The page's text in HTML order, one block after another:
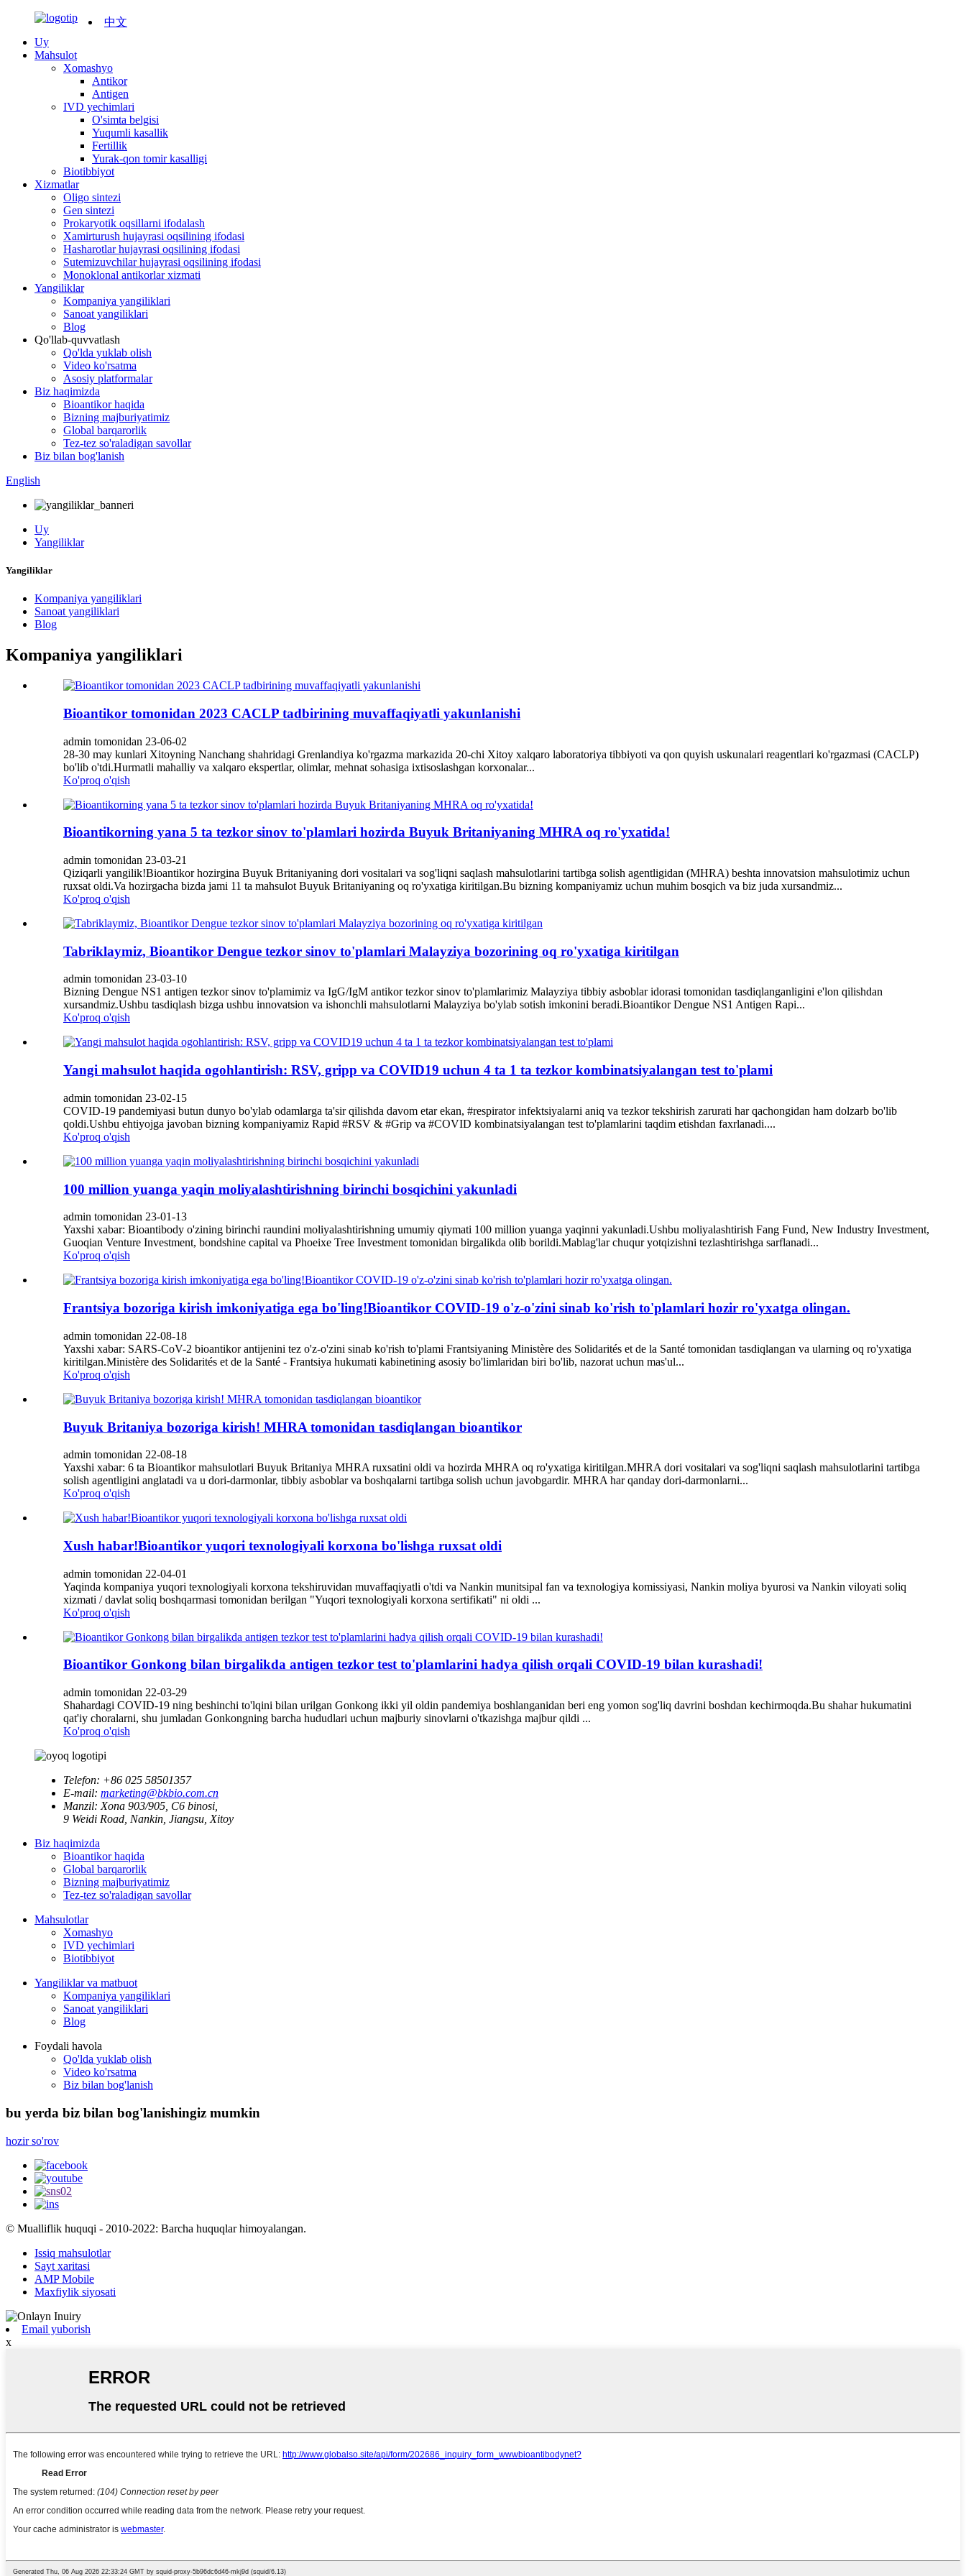
Uy
Mahsulot
Xomashyo
Antikor
Antigen
IVD yechimlari
O'simta belgisi
Yuqumli kasallik
Fertillik
Yurak-qon tomir kasalligi
Biotibbiyot
Xizmatlar
Oligo sintezi
Gen sintezi
Prokaryotik oqsillarni ifodalash
Xamirturush hujayrasi oqsilining ifodasi
Hasharotlar hujayrasi oqsilining ifodasi
Sutemizuvchilar hujayrasi oqsilining ifodasi
Monoklonal antikorlar xizmati
Yangiliklar
Kompaniya yangiliklari
Sanoat yangiliklari
Blog
Qo'llab-quvvatlash
Qo'lda yuklab olish
Video ko'rsatma
Asosiy platformalar
Biz haqimizda
Bioantikor haqida
Bizning majburiyatimiz
Global barqarorlik
Tez-tez so'raladigan savollar
Biz bilan bog'lanish
English
中文
Uy
Yangiliklar
Yangiliklar
Kompaniya yangiliklari
Sanoat yangiliklari
Blog
Kompaniya yangiliklari
Bioantikor tomonidan 2023 CACLP tadbirining muvaffaqiyatli yakunlanishi
admin tomonidan 23-06-02
28-30 may kunlari Xitoyning Nanchang shahridagi Grenlandiya ko'rgazma markazida 20-chi Xitoy xalqaro laboratoriya tibbiyoti va qon quyish uskunalari reagentlari ko'rgazmasi (CACLP)
bo'lib o'tdi.Hurmatli mahalliy va xalqaro ekspertlar, olimlar, mehnat sohasiga ixtisoslashgan korxonalar...
Ko'proq o'qish
Bioantikorning yana 5 ta tezkor sinov to'plamlari hozirda Buyuk Britaniyaning MHRA oq ro'yxatida!
admin tomonidan 23-03-21
Qiziqarli yangilik!Bioantikor hozirgina Buyuk Britaniyaning dori vositalari va sog'liqni saqlash mahsulotlarini tartibga solish agentligidan (MHRA) beshta innovatsion mahsulotimiz uchun
ruxsat oldi.Va hozirgacha bizda jami 11 ta mahsulot Buyuk Britaniyaning oq ro'yxatiga kiritilgan.Bu bizning kompaniyamiz uchun muhim bosqich va biz juda xursandmiz...
Ko'proq o'qish
Tabriklaymiz, Bioantikor Dengue tezkor sinov to'plamlari Malayziya bozorining oq ro'yxatiga kiritilgan
admin tomonidan 23-03-10
Bizning Dengue NS1 antigen tezkor sinov to'plamimiz va IgG/IgM antikor tezkor sinov to'plamlarimiz Malayziya tibbiy asboblar idorasi tomonidan tasdiqlanganligini e'lon qilishdan
xursandmiz.Ushbu tasdiqlash bizga ushbu innovatsion va ishonchli mahsulotlarni Malayziya bo'ylab sotish imkonini beradi.Bioantikor Dengue NS1 Antigen Rapi...
Ko'proq o'qish
Yangi mahsulot haqida ogohlantirish: RSV, gripp va COVID19 uchun 4 ta 1 ta tezkor kombinatsiyalangan test to'plami
admin tomonidan 23-02-15
COVID-19 pandemiyasi butun dunyo bo'ylab odamlarga ta'sir qilishda davom etar ekan, #respirator infektsiyalarni aniq va tezkor tekshirish zarurati har qachongidan ham dolzarb bo'lib
qoldi.Ushbu ehtiyojga javoban bizning kompaniyamiz Rapid #RSV & #Grip va #COVID kombinatsiyalangan test to'plamlarini taqdim etishdan faxrlanadi....
Ko'proq o'qish
100 million yuanga yaqin moliyalashtirishning birinchi bosqichini yakunladi
admin tomonidan 23-01-13
Yaxshi xabar: Bioantibody o'zining birinchi raundini moliyalashtirishning umumiy qiymati 100 million yuanga yaqinni yakunladi.Ushbu moliyalashtirish Fang Fund, New Industry Investment,
Guoqian Venture Investment, bondshine capital va Phoeixe Tree Investment tomonidan birgalikda olib borildi.Mablag'lar chuqur yotqizishni tezlashtirishga sarflanadi...
Ko'proq o'qish
Frantsiya bozoriga kirish imkoniyatiga ega bo'ling!Bioantikor COVID-19 o'z-o'zini sinab ko'rish to'plamlari hozir ro'yxatga olingan.
admin tomonidan 22-08-18
Yaxshi xabar: SARS-CoV-2 bioantikor antijenini tez o'z-o'zini sinab ko'rish to'plami Frantsiyaning Ministère des Solidarités et de la Santé tomonidan tasdiqlangan va ularning oq ro'yxatiga
kiritilgan.Ministère des Solidarités et de la Santé - Frantsiya hukumati kabinetining asosiy bo'limlaridan biri bo'lib, nazorat uchun mas'ul...
Ko'proq o'qish
Buyuk Britaniya bozoriga kirish! MHRA tomonidan tasdiqlangan bioantikor
admin tomonidan 22-08-18
Yaxshi xabar: 6 ta Bioantikor mahsulotlari Buyuk Britaniya MHRA ruxsatini oldi va hozirda MHRA oq ro'yxatiga kiritilgan.MHRA dori vositalari va sog'liqni saqlash mahsulotlarini tartibga
solish agentligini anglatadi va u dori-darmonlar, tibbiy asboblar va boshqalarni tartibga solish uchun javobgardir. MHRA har qanday dori-darmonlarni...
Ko'proq o'qish
Xush habar!Bioantikor yuqori texnologiyali korxona bo'lishga ruxsat oldi
admin tomonidan 22-04-01
Yaqinda kompaniya yuqori texnologiyali korxona tekshiruvidan muvaffaqiyatli o'tdi va Nankin munitsipal fan va texnologiya komissiyasi, Nankin moliya byurosi va Nankin viloyati soliq
xizmati / davlat soliq boshqarmasi tomonidan berilgan "Yuqori texnologiyali korxona sertifikati" ni oldi ...
Ko'proq o'qish
Bioantikor Gonkong bilan birgalikda antigen tezkor test to'plamlarini hadya qilish orqali COVID-19 bilan kurashadi!
admin tomonidan 22-03-29
Shahardagi COVID-19 ning beshinchi to'lqini bilan urilgan Gonkong ikki yil oldin pandemiya boshlanganidan beri eng yomon sog'liq davrini boshdan kechirmoqda.Bu shahar hukumatini
qat'iy choralarni, shu jumladan Gonkongning barcha hududlari uchun majburiy sinovlarni o'tkazishga majbur qildi ...
Ko'proq o'qish
Telefon: +86 025 58501357
E-mail: marketing@bkbio.com.cn
Manzil: Xona 903/905, C6 binosi,
9 Weidi Road, Nankin, Jiangsu, Xitoy
Biz haqimizda
Bioantikor haqida
Global barqarorlik
Bizning majburiyatimiz
Tez-tez so'raladigan savollar
Mahsulotlar
Xomashyo
IVD yechimlari
Biotibbiyot
Yangiliklar va matbuot
Kompaniya yangiliklari
Sanoat yangiliklari
Blog
Foydali havola
Qo'lda yuklab olish
Video ko'rsatma
Biz bilan bog'lanish
bu yerda biz bilan bog'lanishingiz mumkin
hozir so'rov
© Mualliflik huquqi - 2010-2022: Barcha huquqlar himoyalangan.
Issiq mahsulotlar
Sayt xaritasi
AMP Mobile
Maxfiylik siyosati
Email yuborish
x